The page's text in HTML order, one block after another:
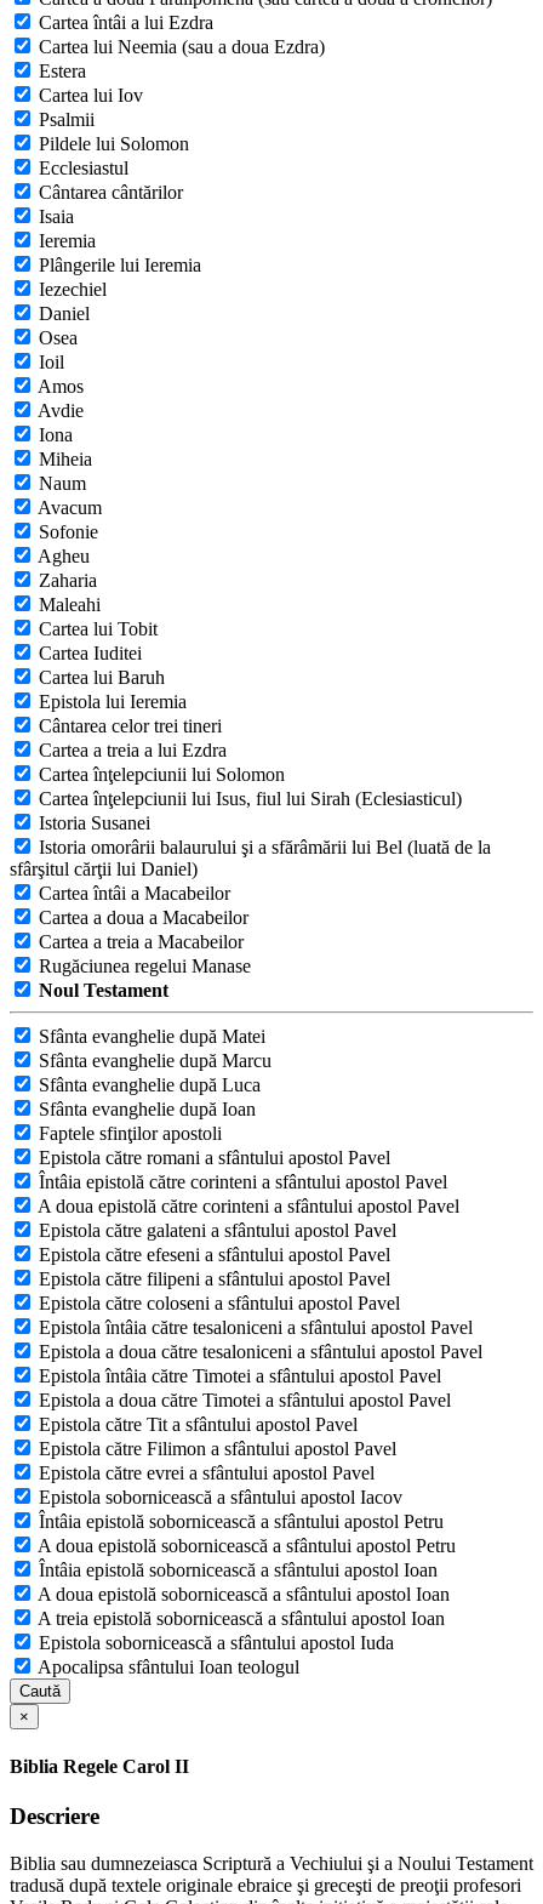
Cartea întâi a lui Ezdra
Cartea lui Neemia (sau a doua Ezdra)
Estera
Cartea lui Iov
Psalmii
Pildele lui Solomon
Ecclesiastul
Cântarea cântărilor
Isaia
Ieremia
Plângerile lui Ieremia
Iezechiel
Daniel
Osea
Ioil
Amos
Avdie
Iona
Miheia
Naum
Avacum
Sofonie
Agheu
Zaharia
Maleahi
Cartea lui Tobit
Cartea Iuditei
Cartea lui Baruh
Epistola lui Ieremia
Cântarea celor trei tineri
Cartea a treia a lui Ezdra
Cartea înţelepciunii lui Solomon
Cartea înţelepciunii lui Isus, fiul lui Sirah (Eclesiasticul)
Istoria Susanei
Istoria omorârii balaurului şi a sfărâmării lui Bel (luată de la
sfârşitul cărţii lui Daniel)
Cartea întâi a Macabeilor
Cartea a doua a Macabeilor
Cartea a treia a Macabeilor
Rugăciunea regelui Manase
Noul Testament
Sfânta evanghelie după Matei
Sfânta evanghelie după Marcu
Sfânta evanghelie după Luca
Sfânta evanghelie după Ioan
Faptele sfinţilor apostoli
Epistola către romani a sfântului apostol Pavel
Întâia epistolă către corinteni a sfântului apostol Pavel
A doua epistolă către corinteni a sfântului apostol Pavel
Epistola către galateni a sfântului apostol Pavel
Epistola către efeseni a sfântului apostol Pavel
Epistola către filipeni a sfântului apostol Pavel
Epistola către coloseni a sfântului apostol Pavel
Epistola întâia către tesaloniceni a sfântului apostol Pavel
Epistola a doua către tesaloniceni a sfântului apostol Pavel
Epistola întâia către Timotei a sfântului apostol Pavel
Epistola a doua către Timotei a sfântului apostol Pavel
Epistola către Tit a sfântului apostol Pavel
Epistola către Filimon a sfântului apostol Pavel
Epistola către evrei a sfântului apostol Pavel
Epistola sobornicească a sfântului apostol Iacov
Întâia epistolă sobornicească a sfântului apostol Petru
A doua epistolă sobornicească a sfântului apostol Petru
Întâia epistolă sobornicească a sfântului apostol Ioan
A doua epistolă sobornicească a sfântului apostol Ioan
A treia epistolă sobornicească a sfântului apostol Ioan
Epistola sobornicească a sfântului apostol Iuda
Apocalipsa sfântului Ioan teologul
Caută
×
Biblia Regele Carol II
Descriere
Biblia sau dumnezeiasca Scriptură a Vechiului şi a Noului Testament
tradusă după textele originale ebraice şi greceşti de preoţii profesori